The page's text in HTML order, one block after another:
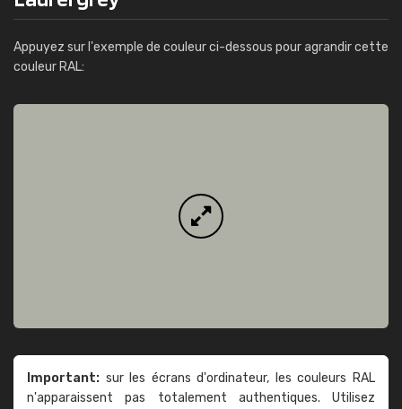
Appuyez sur l'exemple de couleur ci-dessous pour agrandir cette
couleur RAL:
Important: sur les écrans d'ordinateur, les couleurs RAL
n'apparaissent pas totalement authentiques. Utilisez